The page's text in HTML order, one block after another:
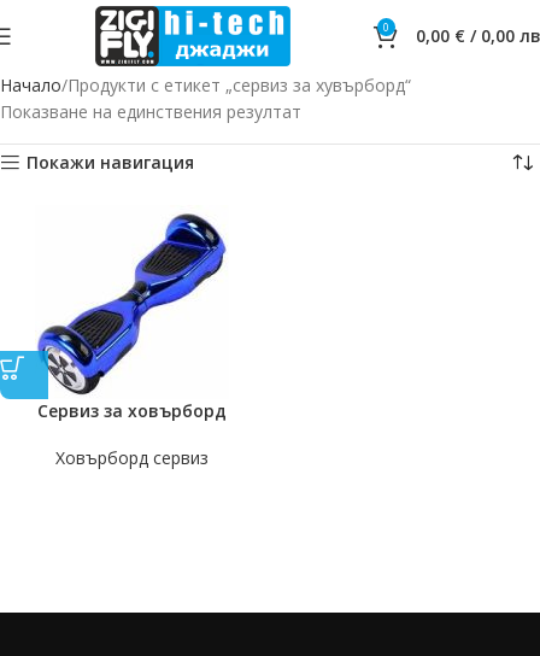
0 0,00 € / 0,00
Начало Продукти с етикет „сервиз за хувърборд“
Показване на единствения резултат
Покажи навигация
Сервиз за ховърборд
Ховърборд сервиз